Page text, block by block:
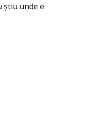
știu unde e